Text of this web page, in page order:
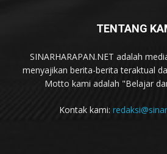
TENTANG
SINARHARAPAN.NET adalah
menyajikan berita-berita teraktual
Motto kami adalah "Belajar
Kontak kami: